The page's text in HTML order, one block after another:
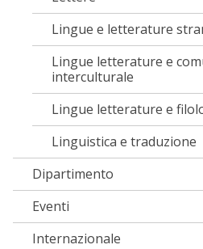
Lingue e letterature
Lingue letterature e
interculturale
Lingue letterature e
Linguistica e traduzione
Dipartimento
Eventi
Internazionale